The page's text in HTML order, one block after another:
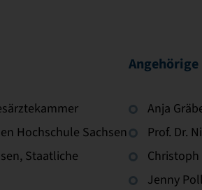
Hochschule Sachsen
Staatliche
Anja
Prof. Dr.
Jenny